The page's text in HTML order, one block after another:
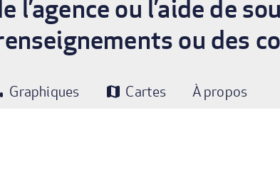
l’agence ou l’aide de
ou des
Graphiques map Cartes À propos